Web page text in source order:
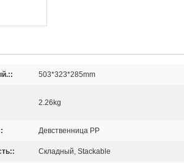
503*323*285mm
2.26kg
Девственница PP
Складный, Stackable